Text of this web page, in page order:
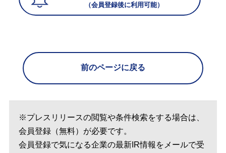
（会員登録後に利用可能）
前のページに戻る
※プレスリリースの閲覧や条件検索をする場合は、
会員登録（無料）が必要です。
会員登録で気になる企業の最新IR情報をメールで受